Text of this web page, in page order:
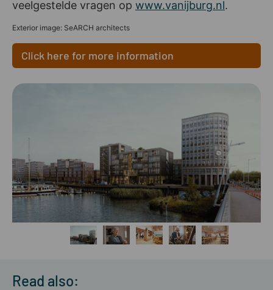
veelgestelde vragen op www.vanijburg.nl.
Exterior image: SeARCH architects
Click here for more information
Read also: